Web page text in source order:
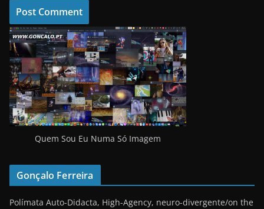
Quem Sou Eu Numa Só Imagem
Gonçalo Ferreira
Polímata Auto-Didacta, High-Agency, neuro-divergente/on the